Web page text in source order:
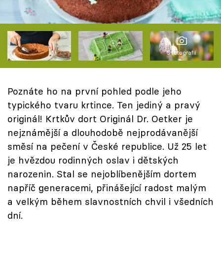
Škola vaření
Recepty z TV
Speciál: Cuketa
Sledujte prima+
Přihlášení
Sledujte nás
5 fotografií
Poznáte ho na první pohled podle jeho
typického tvaru krtince. Ten jediný a pravý
originál! Krtkův dort Originál Dr. Oetker je
nejznámější a dlouhodobě nejprodávanější
směsí na pečení v České republice. Už 25 let
je hvězdou rodinných oslav i dětských
narozenin. Stal se nejoblíbenějším dortem
napříč generacemi, přinášející radost malým
a velkým během slavnostních chvil i všedních
dní.